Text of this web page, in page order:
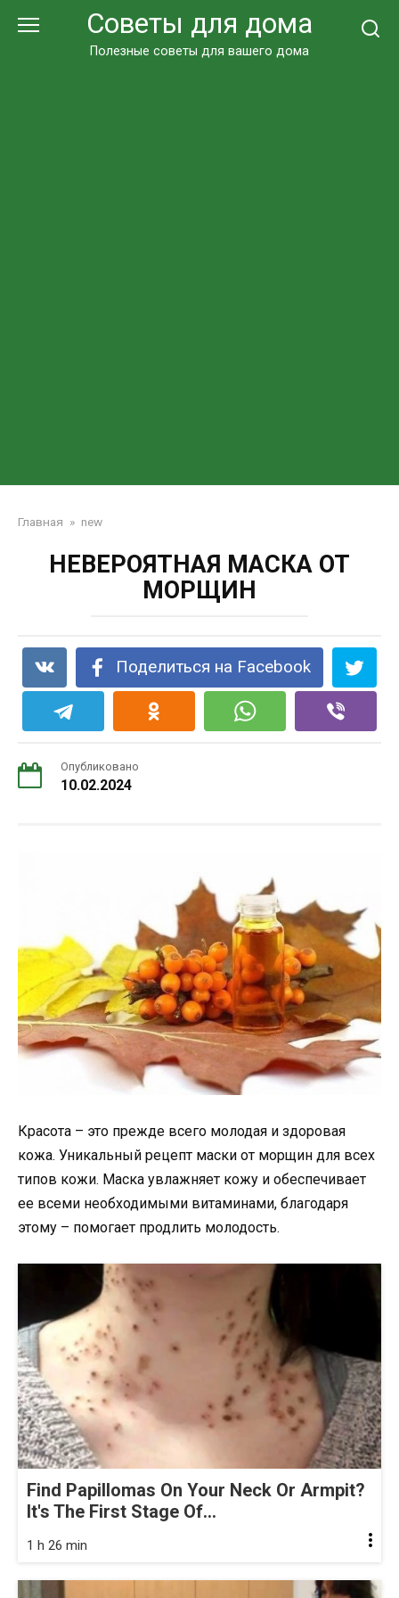
Советы для дома
Полезные советы для вашего дома
Главная » new
НЕВЕРОЯТНАЯ МАСКА ОТ
МОРЩИН
Поделиться на Facebook
Опубликовано
10.02.2024
Красота – это прежде всего молодая и здоровая
кожа. Уникальный рецепт маски от морщин для всех
типов кожи. Маска увлажняет кожу и обеспечивает
ее всеми необходимыми витаминами, благодаря
этому – помогает продлить молодость.
Find Papillomas On Your Neck Or Armpit?
It's The First Stage Of...
1 h 26 min